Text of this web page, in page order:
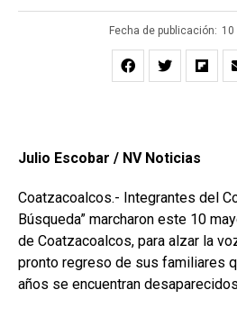
Fecha de publicación: 10
Julio Escobar / NV Noticias
Coatzacoalcos.- Integrantes del
Búsqueda” marcharon este 10
de Coatzacoalcos, para alzar la
pronto regreso de sus familiares
años se encuentran